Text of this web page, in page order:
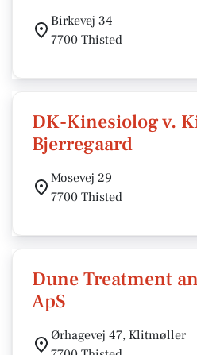
Birkevej 34
7700 Thisted
DK-Kinesiolog v.
Bjerregaard
Mosevej 29
7700 Thisted
Dune Treatment
ApS
Ørhagevej 47, Klitmøller